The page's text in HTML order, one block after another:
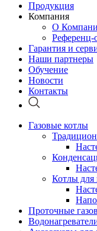
Продукция
Компания
О
Референц-
Гарантия и
Наши партнеры
Обучение
Новости
Контакты
Газовые котлы
Котлы для
Проточные